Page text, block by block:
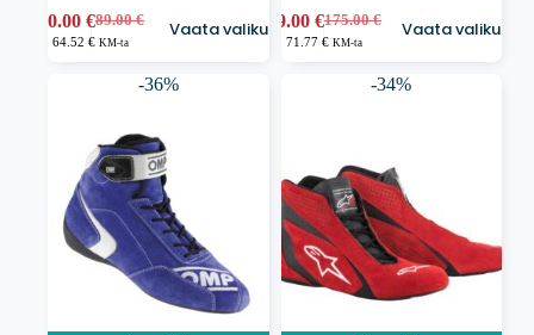
89.00€
Algne
hind
89.00 €.
80.00 €Praegune
hind
80.00 €.
64.52€ KM-ta
Vaata valikuid
Sellel
tootel
tootelehel.
175.00€
Algne
hind
175.00 €.
89.00 €Praegune
hind
89.00 €.
71.77 € KM-ta
Vaata valikuid
Sellel
tootel
tootelehel.
-36% -34%